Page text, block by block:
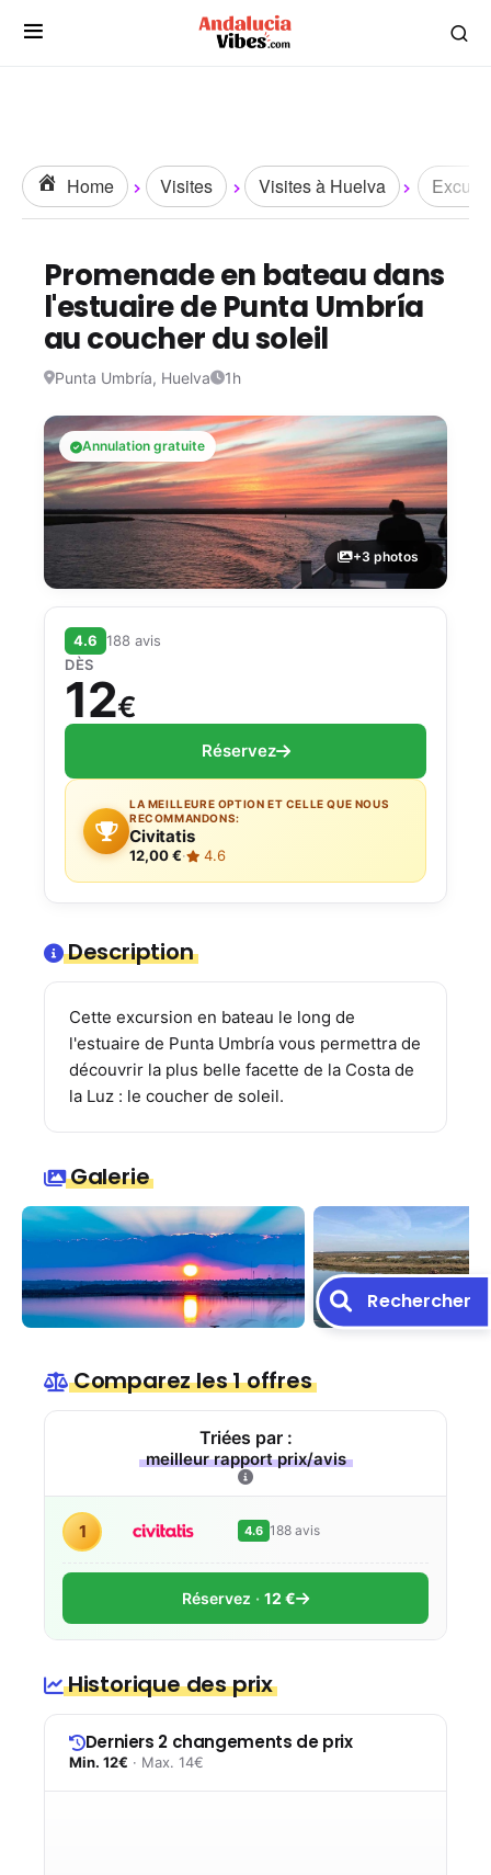
Home Visites Visites à Huelva
Promenade en bateau dans
l'estuaire de Punta Umbría
au coucher du soleil
Punta Umbría, Huelva 1h
Annulation gratuite
+3 photos
4.6 188 avis
DÈS
12€
Réservez
LA MEILLEURE OPTION ET CELLE QUE NOUS
RECOMMANDONS:
Civitatis
12,00 €· 4.6
Description
Cette excursion en bateau le long de
l'estuaire de Punta Umbría vous permettra de
découvrir la plus belle facette de la Costa de
la Luz : le coucher de soleil.
Galerie
Comparez les 1 offres
Triées par :
meilleur rapport prix/avis
1 4.6 188 avis
Réservez 12 €
Historique des prix
Derniers 2 changements de prix
Min. 12€ · Max. 14€
Rechercher